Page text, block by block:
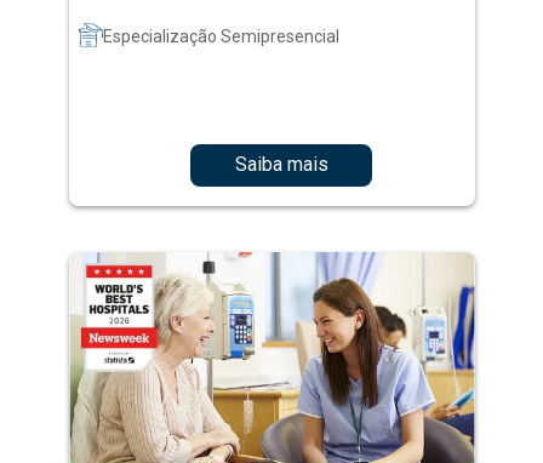
Especialização Semipresencial
Saiba mais